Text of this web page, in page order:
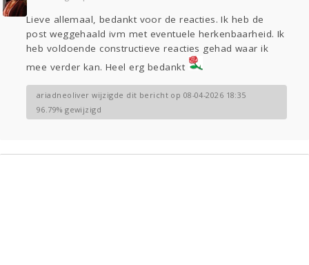
Gevraagd
Horen Doen
Zien
Lezen
Lieve allemaal, bedankt voor de reacties. Ik heb de
post weggehaald ivm met eventuele herkenbaarheid. Ik
heb voldoende constructieve reacties gehad waar ik
mee verder kan. Heel erg bedankt
ariadneoliver wijzigde dit bericht op 08-04-2026 18:35
96.79% gewijzigd